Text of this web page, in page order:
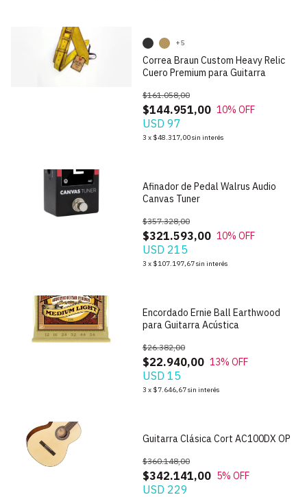
Correa Braun Custom Heavy Relic
Cuero Premium para Guitarra
$144.951,00
$161.058,00
10% OFF
USD 97
3 x $48.317,00sin interés
+5
Afinador de Pedal Walrus Audio
Canvas Tuner
$321.593,00
$357.328,00
10% OFF
USD 215
3 x $107.197,67sin interés
Encordado Ernie Ball Earthwood
para Guitarra Acústica
$22.940,00
$26.382,00
13% OFF
USD 15
3 x $7.646,67sin interés
Guitarra Clásica Cort AC100DX OP
$342.141,00
$360.148,00
5% OFF
USD 229